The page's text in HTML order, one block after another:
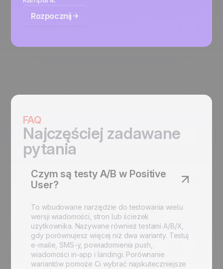
Rozpocznij
FAQ
Najczęściej zadawane
pytania
Czym są testy A/B w Positive
User?
To wbudowane narzędzie do testowania wielu
wersji wiadomości, stron lub ścieżek
użytkownika. Nazywane również testami A/B/X,
gdy porównujesz więcej niż dwa warianty. Testuj
e-maile, SMS-y, powiadomienia push,
wiadomości in-app i landingi. Porównanie
wariantów pomoże Ci wybrać najskuteczniejsze